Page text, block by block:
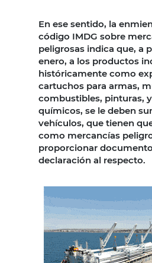
En ese sentido, la
código IMDG sobre
peligrosas indica que, a
enero, a los productos
históricamente como
cartuchos para armas,
combustibles, pinturas,
químicos, se le deben
vehículos, que tienen
como mercancías
proporcionar
declaración al respecto.